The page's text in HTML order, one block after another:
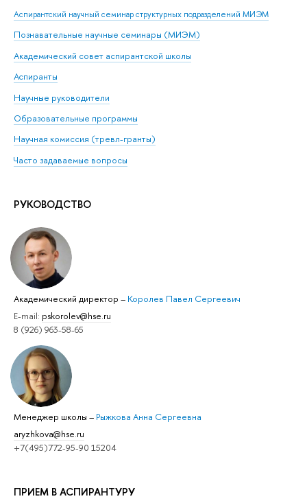
Аспирантский научный семинар структурных подразделений МИЭМ
Познавательные научные семинары (МИЭМ)
Академический совет аспирантской школы
Аспиранты
Научные руководители
Образовательные программы
Научная комиссия (тревл-гранты)
Часто задаваемые вопросы
РУКОВОДСТВО
Академический директор – Королев Павел Сергеевич
E-mail: pskorolev@hse.ru
8 (926) 963-58-65
Менеджер школы – Рыжкова Анна Сергеевна
aryzhkova@hse.ru
+7(495)772-95-90 15204
ПРИЕМ В АСПИРАНТУРУ